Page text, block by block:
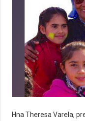
Hna Theresa Varela,